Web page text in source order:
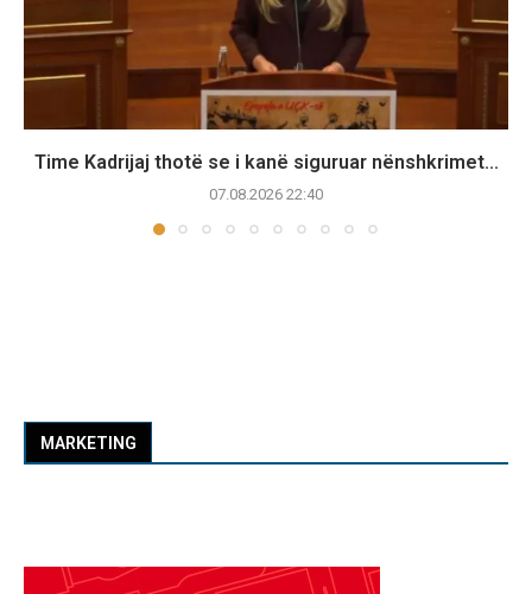
Time Kadrijaj thotë se i kanë siguruar nënshkrimet...
07.08.2026 22:40
MARKETING